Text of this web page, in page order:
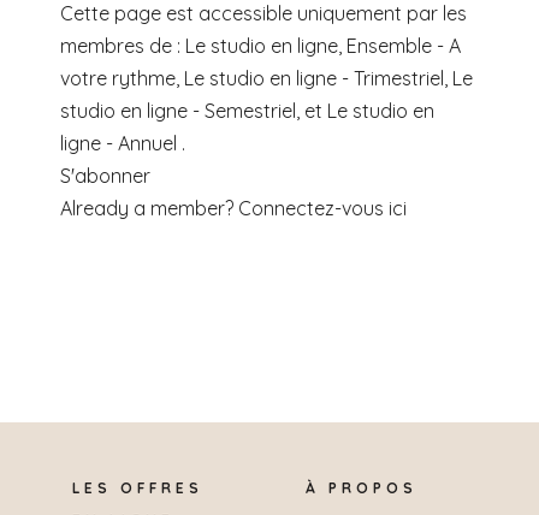
Cette page est accessible uniquement par les
membres de : Le studio en ligne, Ensemble - A
votre rythme, Le studio en ligne - Trimestriel, Le
studio en ligne - Semestriel, et Le studio en
ligne - Annuel .
S'abonner
Already a member? Connectez-vous ici
LES OFFRES
À PROPOS